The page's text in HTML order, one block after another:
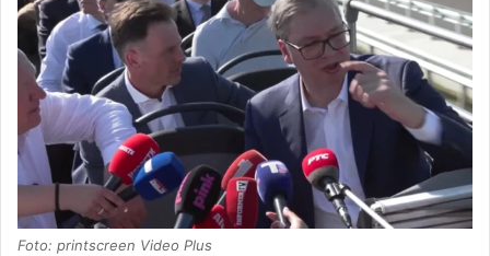
Foto: printscreen Video Plus